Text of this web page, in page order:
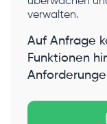
verwalten.
Auf Anfrage
Funktionen